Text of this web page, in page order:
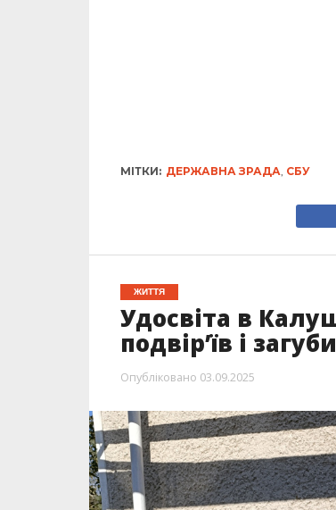
МІТКИ: ДЕРЖАВНА ЗРАДА, СБУ
ЖИТТЯ
Удосвіта в
подвір’їв і
Опубліковано 03.09.2025